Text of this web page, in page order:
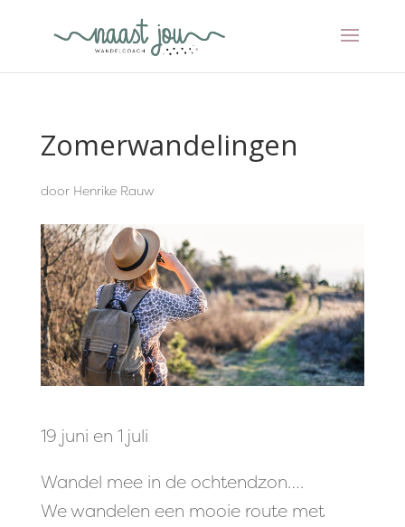
Zomerwandelingen
door Henrike Rauw
19 juni en 1 juli
Wandel mee in de ochtendzon….
We wandelen een mooie route met